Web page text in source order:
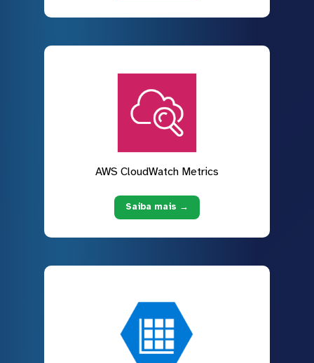
AWS CloudWatch Metrics
Saiba mais →